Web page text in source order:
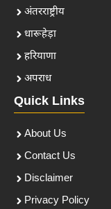
अंतरराष्ट्रीय
धारूहेड़ा
हरियाणा
अपराध
Quick Links
About Us
Contact Us
Disclaimer
Privacy Policy